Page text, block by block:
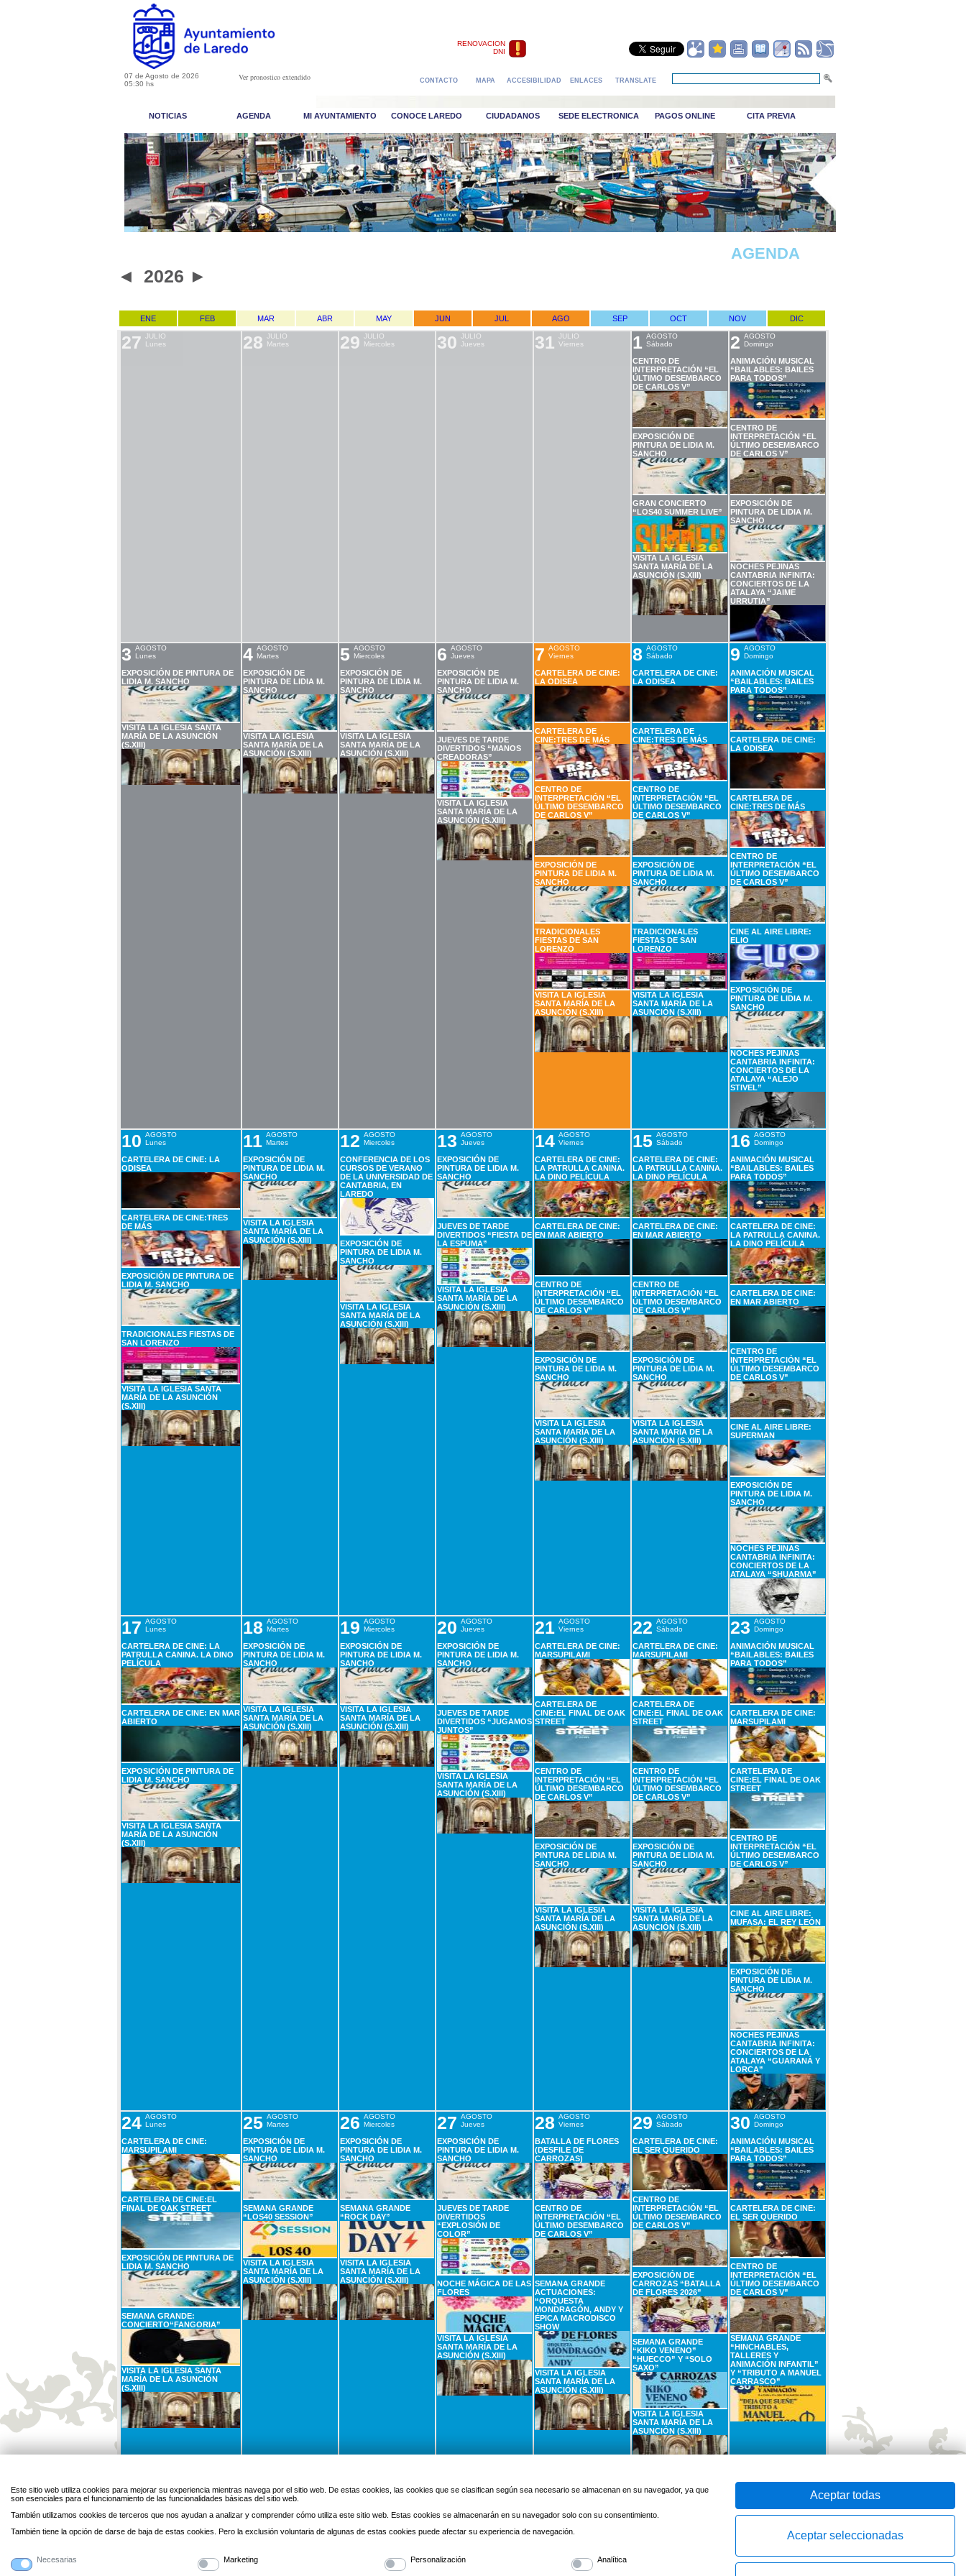
RENOVACION
DNI
07 de Agosto de 2026
05:30 hs
Ver pronostico extendido CONTACTO MAPA ACCESIBILIDAD ENLACES TRANSLATE
NOTICIAS AGENDA MI AYUNTAMIENTO CONOCE LAREDO CIUDADANOS SEDE ELECTRONICA PAGOS ONLINE CITA PREVIA
_Puerto viejo
AGENDA
◄ 2026 ►
ENE FEB MAR ABR MAY JUN JUL AGO SEP OCT NOV DIC
27 JULIO
Lunes
28 JULIO
Martes
29 JULIO
Miercoles
30 JULIO
Jueves
31 JULIO
Viernes
1 AGOSTO
Sábado
CENTRO DE
INTERPRETACIÓN “EL
ÚLTIMO DESEMBARCO
DE CARLOS V”
EXPOSICIÓN DE
PINTURA DE LIDIA M.
SANCHO
GRAN CONCIERTO
“LOS40 SUMMER LIVE”
VISITA LA IGLESIA
SANTA MARÍA DE LA
ASUNCIÓN (S.XIII)
2 AGOSTO
Domingo
ANIMACIÓN MUSICAL
“BAILABLES: BAILES
PARA TODOS”
CENTRO DE
INTERPRETACIÓN “EL
ÚLTIMO DESEMBARCO
DE CARLOS V”
EXPOSICIÓN DE
PINTURA DE LIDIA M.
SANCHO
NOCHES PEJINAS
CANTABRIA INFINITA:
CONCIERTOS DE LA
ATALAYA “JAIME
URRUTIA”
3 AGOSTO
Lunes
EXPOSICIÓN DE PINTURA DE
LIDIA M. SANCHO
VISITA LA IGLESIA SANTA
MARÍA DE LA ASUNCIÓN
(S.XIII)
4 AGOSTO
Martes
EXPOSICIÓN DE
PINTURA DE LIDIA M.
SANCHO
VISITA LA IGLESIA
SANTA MARÍA DE LA
ASUNCIÓN (S.XIII)
5 AGOSTO
Miercoles
EXPOSICIÓN DE
PINTURA DE LIDIA M.
SANCHO
VISITA LA IGLESIA
SANTA MARÍA DE LA
ASUNCIÓN (S.XIII)
6 AGOSTO
Jueves
EXPOSICIÓN DE
PINTURA DE LIDIA M.
SANCHO
JUEVES DE TARDE
DIVERTIDOS “MANOS
CREADORAS”
VISITA LA IGLESIA
SANTA MARÍA DE LA
ASUNCIÓN (S.XIII)
7 AGOSTO
Viernes
CARTELERA DE CINE:
LA ODISEA
CARTELERA DE
CINE:TRES DE MÁS
CENTRO DE
INTERPRETACIÓN “EL
ÚLTIMO DESEMBARCO
DE CARLOS V”
EXPOSICIÓN DE
PINTURA DE LIDIA M.
SANCHO
TRADICIONALES
FIESTAS DE SAN
LORENZO
VISITA LA IGLESIA
SANTA MARÍA DE LA
ASUNCIÓN (S.XIII)
8 AGOSTO
Sábado
CARTELERA DE CINE:
LA ODISEA
CARTELERA DE
CINE:TRES DE MÁS
CENTRO DE
INTERPRETACIÓN “EL
ÚLTIMO DESEMBARCO
DE CARLOS V”
EXPOSICIÓN DE
PINTURA DE LIDIA M.
SANCHO
TRADICIONALES
FIESTAS DE SAN
LORENZO
VISITA LA IGLESIA
SANTA MARÍA DE LA
ASUNCIÓN (S.XIII)
9 AGOSTO
Domingo
ANIMACIÓN MUSICAL
“BAILABLES: BAILES
PARA TODOS”
CARTELERA DE CINE:
LA ODISEA
CARTELERA DE
CINE:TRES DE MÁS
CENTRO DE
INTERPRETACIÓN “EL
ÚLTIMO DESEMBARCO
DE CARLOS V”
CINE AL AIRE LIBRE:
ELIO
EXPOSICIÓN DE
PINTURA DE LIDIA M.
SANCHO
NOCHES PEJINAS
CANTABRIA INFINITA:
CONCIERTOS DE LA
ATALAYA “ALEJO
STIVEL”
10 AGOSTO
Lunes
CARTELERA DE CINE: LA
ODISEA
CARTELERA DE CINE:TRES
DE MÁS
EXPOSICIÓN DE PINTURA DE
LIDIA M. SANCHO
TRADICIONALES FIESTAS DE
SAN LORENZO
VISITA LA IGLESIA SANTA
MARÍA DE LA ASUNCIÓN
(S.XIII)
11 AGOSTO
Martes
EXPOSICIÓN DE
PINTURA DE LIDIA M.
SANCHO
VISITA LA IGLESIA
SANTA MARÍA DE LA
ASUNCIÓN (S.XIII)
12 AGOSTO
Miercoles
CONFERENCIA DE LOS
CURSOS DE VERANO
DE LA UNIVERSIDAD DE
CANTABRIA, EN
LAREDO
EXPOSICIÓN DE
PINTURA DE LIDIA M.
SANCHO
VISITA LA IGLESIA
SANTA MARÍA DE LA
ASUNCIÓN (S.XIII)
13 AGOSTO
Jueves
EXPOSICIÓN DE
PINTURA DE LIDIA M.
SANCHO
JUEVES DE TARDE
DIVERTIDOS “FIESTA DE
LA ESPUMA”
VISITA LA IGLESIA
SANTA MARÍA DE LA
ASUNCIÓN (S.XIII)
14 AGOSTO
Viernes
CARTELERA DE CINE:
LA PATRULLA CANINA.
LA DINO PELÍCULA
CARTELERA DE CINE:
EN MAR ABIERTO
CENTRO DE
INTERPRETACIÓN “EL
ÚLTIMO DESEMBARCO
DE CARLOS V”
EXPOSICIÓN DE
PINTURA DE LIDIA M.
SANCHO
VISITA LA IGLESIA
SANTA MARÍA DE LA
ASUNCIÓN (S.XIII)
15 AGOSTO
Sábado
CARTELERA DE CINE:
LA PATRULLA CANINA.
LA DINO PELÍCULA
CARTELERA DE CINE:
EN MAR ABIERTO
CENTRO DE
INTERPRETACIÓN “EL
ÚLTIMO DESEMBARCO
DE CARLOS V”
EXPOSICIÓN DE
PINTURA DE LIDIA M.
SANCHO
VISITA LA IGLESIA
SANTA MARÍA DE LA
ASUNCIÓN (S.XIII)
16 AGOSTO
Domingo
ANIMACIÓN MUSICAL
“BAILABLES: BAILES
PARA TODOS”
CARTELERA DE CINE:
LA PATRULLA CANINA.
LA DINO PELÍCULA
CARTELERA DE CINE:
EN MAR ABIERTO
CENTRO DE
INTERPRETACIÓN “EL
ÚLTIMO DESEMBARCO
DE CARLOS V”
CINE AL AIRE LIBRE:
SUPERMAN
EXPOSICIÓN DE
PINTURA DE LIDIA M.
SANCHO
NOCHES PEJINAS
CANTABRIA INFINITA:
CONCIERTOS DE LA
ATALAYA “SHUARMA”
17 AGOSTO
Lunes
CARTELERA DE CINE: LA
PATRULLA CANINA. LA DINO
PELÍCULA
CARTELERA DE CINE: EN MAR
ABIERTO
EXPOSICIÓN DE PINTURA DE
LIDIA M. SANCHO
VISITA LA IGLESIA SANTA
MARÍA DE LA ASUNCIÓN
(S.XIII)
18 AGOSTO
Martes
EXPOSICIÓN DE
PINTURA DE LIDIA M.
SANCHO
VISITA LA IGLESIA
SANTA MARÍA DE LA
ASUNCIÓN (S.XIII)
19 AGOSTO
Miercoles
EXPOSICIÓN DE
PINTURA DE LIDIA M.
SANCHO
VISITA LA IGLESIA
SANTA MARÍA DE LA
ASUNCIÓN (S.XIII)
20 AGOSTO
Jueves
EXPOSICIÓN DE
PINTURA DE LIDIA M.
SANCHO
JUEVES DE TARDE
DIVERTIDOS “JUGAMOS
JUNTOS”
VISITA LA IGLESIA
SANTA MARÍA DE LA
ASUNCIÓN (S.XIII)
21 AGOSTO
Viernes
CARTELERA DE CINE:
MARSUPILAMI
CARTELERA DE
CINE:EL FINAL DE OAK
STREET
CENTRO DE
INTERPRETACIÓN “EL
ÚLTIMO DESEMBARCO
DE CARLOS V”
EXPOSICIÓN DE
PINTURA DE LIDIA M.
SANCHO
VISITA LA IGLESIA
SANTA MARÍA DE LA
ASUNCIÓN (S.XIII)
22 AGOSTO
Sábado
CARTELERA DE CINE:
MARSUPILAMI
CARTELERA DE
CINE:EL FINAL DE OAK
STREET
CENTRO DE
INTERPRETACIÓN “EL
ÚLTIMO DESEMBARCO
DE CARLOS V”
EXPOSICIÓN DE
PINTURA DE LIDIA M.
SANCHO
VISITA LA IGLESIA
SANTA MARÍA DE LA
ASUNCIÓN (S.XIII)
23 AGOSTO
Domingo
ANIMACIÓN MUSICAL
“BAILABLES: BAILES
PARA TODOS”
CARTELERA DE CINE:
MARSUPILAMI
CARTELERA DE
CINE:EL FINAL DE OAK
STREET
CENTRO DE
INTERPRETACIÓN “EL
ÚLTIMO DESEMBARCO
DE CARLOS V”
CINE AL AIRE LIBRE:
MUFASA: EL REY LEÓN
EXPOSICIÓN DE
PINTURA DE LIDIA M.
SANCHO
NOCHES PEJINAS
CANTABRIA INFINITA:
CONCIERTOS DE LA
ATALAYA “GUARANÁ Y
LORCA”
24 AGOSTO
Lunes
CARTELERA DE CINE:
MARSUPILAMI
CARTELERA DE CINE:EL
FINAL DE OAK STREET
EXPOSICIÓN DE PINTURA DE
LIDIA M. SANCHO
SEMANA GRANDE:
CONCIERTO“FANGORIA”
VISITA LA IGLESIA SANTA
MARÍA DE LA ASUNCIÓN
(S.XIII)
25 AGOSTO
Martes
EXPOSICIÓN DE
PINTURA DE LIDIA M.
SANCHO
SEMANA GRANDE
“LOS40 SESSION”
VISITA LA IGLESIA
SANTA MARÍA DE LA
ASUNCIÓN (S.XIII)
26 AGOSTO
Miercoles
EXPOSICIÓN DE
PINTURA DE LIDIA M.
SANCHO
SEMANA GRANDE
“ROCK DAY”
VISITA LA IGLESIA
SANTA MARÍA DE LA
ASUNCIÓN (S.XIII)
27 AGOSTO
Jueves
EXPOSICIÓN DE
PINTURA DE LIDIA M.
SANCHO
JUEVES DE TARDE
DIVERTIDOS
“EXPLOSIÓN DE
COLOR”
NOCHE MÁGICA DE LAS
FLORES
VISITA LA IGLESIA
SANTA MARÍA DE LA
ASUNCIÓN (S.XIII)
28 AGOSTO
Viernes
BATALLA DE FLORES
(DESFILE DE
CARROZAS)
CENTRO DE
INTERPRETACIÓN “EL
ÚLTIMO DESEMBARCO
DE CARLOS V”
SEMANA GRANDE
ACTUACIONES:
“ORQUESTA
MONDRAGÓN, ANDY Y
ÉPICA MACRODISCO
SHOW
VISITA LA IGLESIA
SANTA MARÍA DE LA
ASUNCIÓN (S.XIII)
29 AGOSTO
Sábado
CARTELERA DE CINE:
EL SER QUERIDO
CENTRO DE
INTERPRETACIÓN “EL
ÚLTIMO DESEMBARCO
DE CARLOS V”
EXPOSICIÓN DE
CARROZAS “BATALLA
DE FLORES 2026”
SEMANA GRANDE
“KIKO VENENO”
“HUECCO” Y “SOLO
SAXO”
VISITA LA IGLESIA
SANTA MARÍA DE LA
ASUNCIÓN (S.XIII)
30 AGOSTO
Domingo
ANIMACIÓN MUSICAL
“BAILABLES: BAILES
PARA TODOS”
CARTELERA DE CINE:
EL SER QUERIDO
CENTRO DE
INTERPRETACIÓN “EL
ÚLTIMO DESEMBARCO
DE CARLOS V”
SEMANA GRANDE
“HINCHABLES,
TALLERES Y
ANIMACIÓN INFANTIL”
Y “TRIBUTO A MANUEL
CARRASCO”
31
CARTELERA DE CINE: EL SER
1 2
Miercoles
3
Jueves
4
Viernes
5 6
Este sitio web utiliza cookies para mejorar su experiencia mientras navega por el sitio web. De estas cookies, las cookies que se clasifican según sea necesario se almacenan en su navegador, ya que
son esenciales para el funcionamiento de las funcionalidades básicas del sitio web.
También utilizamos cookies de terceros que nos ayudan a analizar y comprender cómo utiliza este sitio web. Estas cookies se almacenarán en su navegador solo con su consentimiento.
También tiene la opción de darse de baja de estas cookies. Pero la exclusión voluntaria de algunas de estas cookies puede afectar su experiencia de navegación.
Necesarias Marketing Personalización Analítica
Aceptar todas
Aceptar seleccionadas